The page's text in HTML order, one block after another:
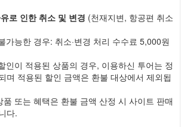
로 인한 취소 및 변경 (천재지변, 항공편 취소
가능한 경우: 취소·변경 처리 수수료 5,000원
인이 적용된 상품의 경우, 이용하신 투어는 정
며 적용된 할인 금액은 환불 대상에서 제외됩
또는 혜택은 환불 금액 산정 시 사이트 판매
다.